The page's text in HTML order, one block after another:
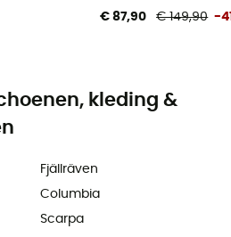
€ 87,90 € 149,90 -
kleding &
Fjällräven
Columbia
Scarpa